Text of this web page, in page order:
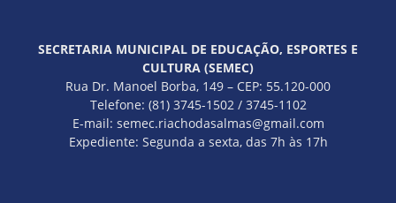
SECRETARIA MUNICIPAL DE EDUCAÇÃO, ESPORTES E
CULTURA (SEMEC)
Rua Dr. Manoel Borba, 149 – CEP: 55.120-000
Telefone: (81) 3745-1502 / 3745-1102
E-mail: semec.riachodasalmas@gmail.com
Expediente: Segunda a sexta, das 7h às 17h